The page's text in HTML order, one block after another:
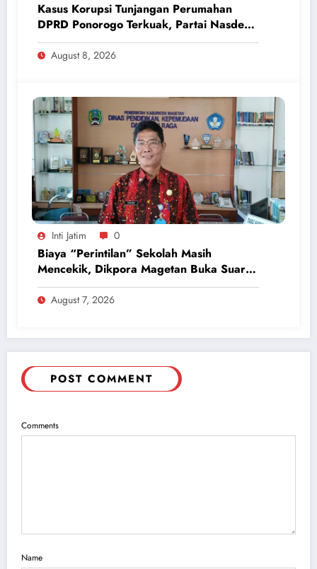
Kasus Korupsi Tunjangan Perumahan
DPRD Ponorogo Terkuak, Partai Nasdem
Inisiatif Kembalikan Uang Rp 748 Juta
August 8, 2026
Inti Jatim 0
Biaya “Perintilan” Sekolah Masih
Mencekik, Dikpora Magetan Buka Suara
Soal Polemik Seragam dan Modul
August 7, 2026
POST COMMENT
Comments
Name